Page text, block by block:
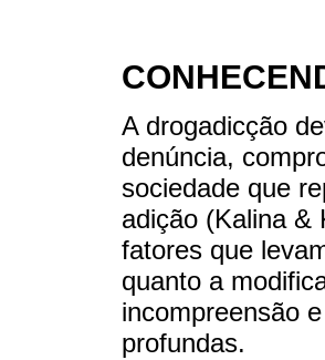
A drogadicção
denúncia,
sociedade que
adição (Kalina &
fatores que
quanto a
incompreensão
profundas.